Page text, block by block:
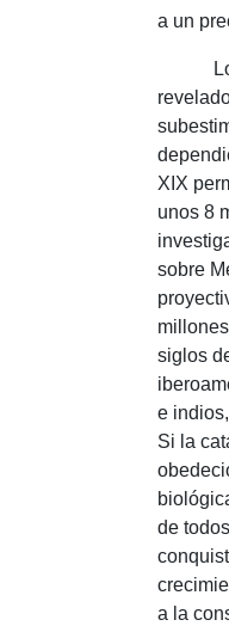
a un
XIX
unos 8
sobre
siglos
e
Si la
de
a la